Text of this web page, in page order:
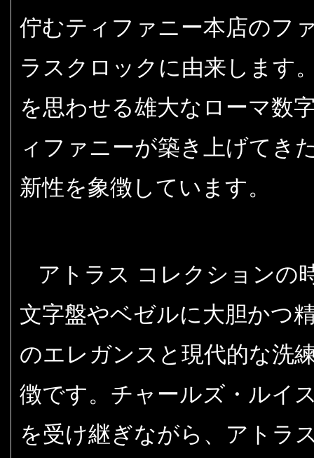
佇むティファニー本店のフ
ラスクロックに由来します
を思わせる雄大なローマ数
ィファニーが築き上げてき
新性を象徴しています。
アトラス コレクションの
文字盤やベゼルに大胆かつ
のエレガンスと現代的な洗
徴です。チャールズ・ルイ
を受け継ぎながら、アトラ